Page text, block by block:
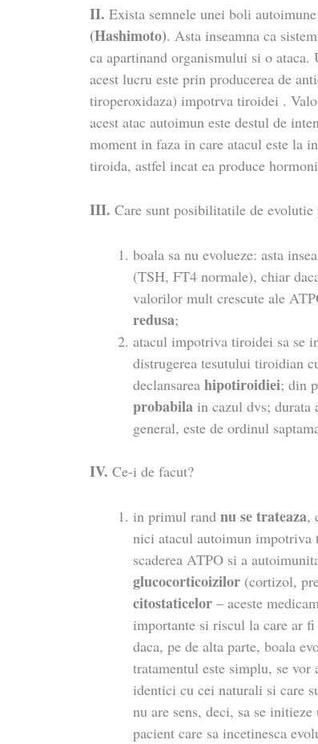
II.Exista semnele unei boli
(Hashimoto). Asta inseamna ca
ca apartinand organismului si o
acest lucru este prin producerea de
tiroperoxidaza) impotrva tiroidei .
acest atac autoimun este destul de
moment in faza in care atacul este la
tiroida, astfel incat ea produce
III.Care sunt posibilitatile de evolutie
boala sa nu evolueze: asta
(TSH, FT4 normale), chiar
valorilor mult crescute ale
redusa;
atacul impotriva tiroidei sa se
distrugerea tesutului tiroidian
declansareahipotiroidiei; din
probabila in cazul dvs; durata
general, este de ordinul
IV.Ce-i de facut?
in primul rand nu se trateaza,
nici atacul autoimun
scaderea ATPO si a
glucocorticoizilor (cortizol,
citostaticelor – aceste
importante si riscul la care ar
daca, pe de alta parte, boala
tratamentul este simplu, se
identici cu cei naturali si care
nu are sens, deci, sa se
pacient care sa incetinesca